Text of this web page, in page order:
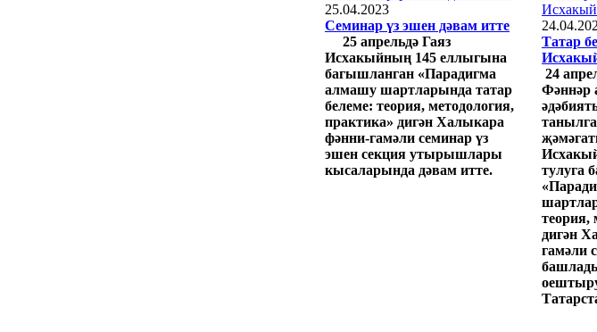
25.04.2023
Семинар үз эшен дәвам итте
25 апрельдә Гаяз
Исхакыйның 145 еллыгына
багышланган «Парадигма
алмашу шартларында татар
белеме: теория, методология,
практика» дигән Халыкара
фәнни-гамәли семинар үз
эшен секция утырышлары
кысаларында дәвам итте.
Татар
24
Фәннәр
тулуга
теория,
дигән
гамәли